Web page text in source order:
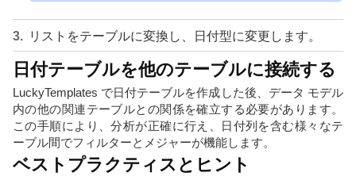
リストをテーブルに変換し、日付型に変更します。
日付テーブルを他のテーブルに接続する
LuckyTemplates で日付テーブルを作成した後、データ モデル
内の他の関連テーブルとの関係を確立する必要があります。
この手順により、分析が正確に行え、日付列を含む様々なテ
ーブル間でフィルターとメジャーが機能します。
ベストプラクティスとヒント